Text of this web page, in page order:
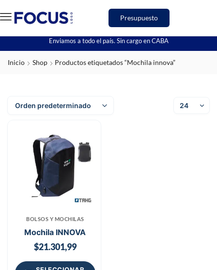
Presupuesto
Enviamos a todo el país. Sin cargo en CABA
Inicio Shop Productos etiquetados “Mochila innova”
BOLSOS Y MOCHILAS
Mochila INNOVA
$21.301,99